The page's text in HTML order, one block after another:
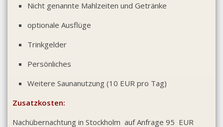
Nicht genannte Mahlzeiten und Getränke
optionale Ausflüge
Trinkgelder
Persönliches
Weitere Saunanutzung (10 EUR pro Tag)
Zusatzkosten:
Nachübernachtung in Stockholm auf Anfrage 95 EUR